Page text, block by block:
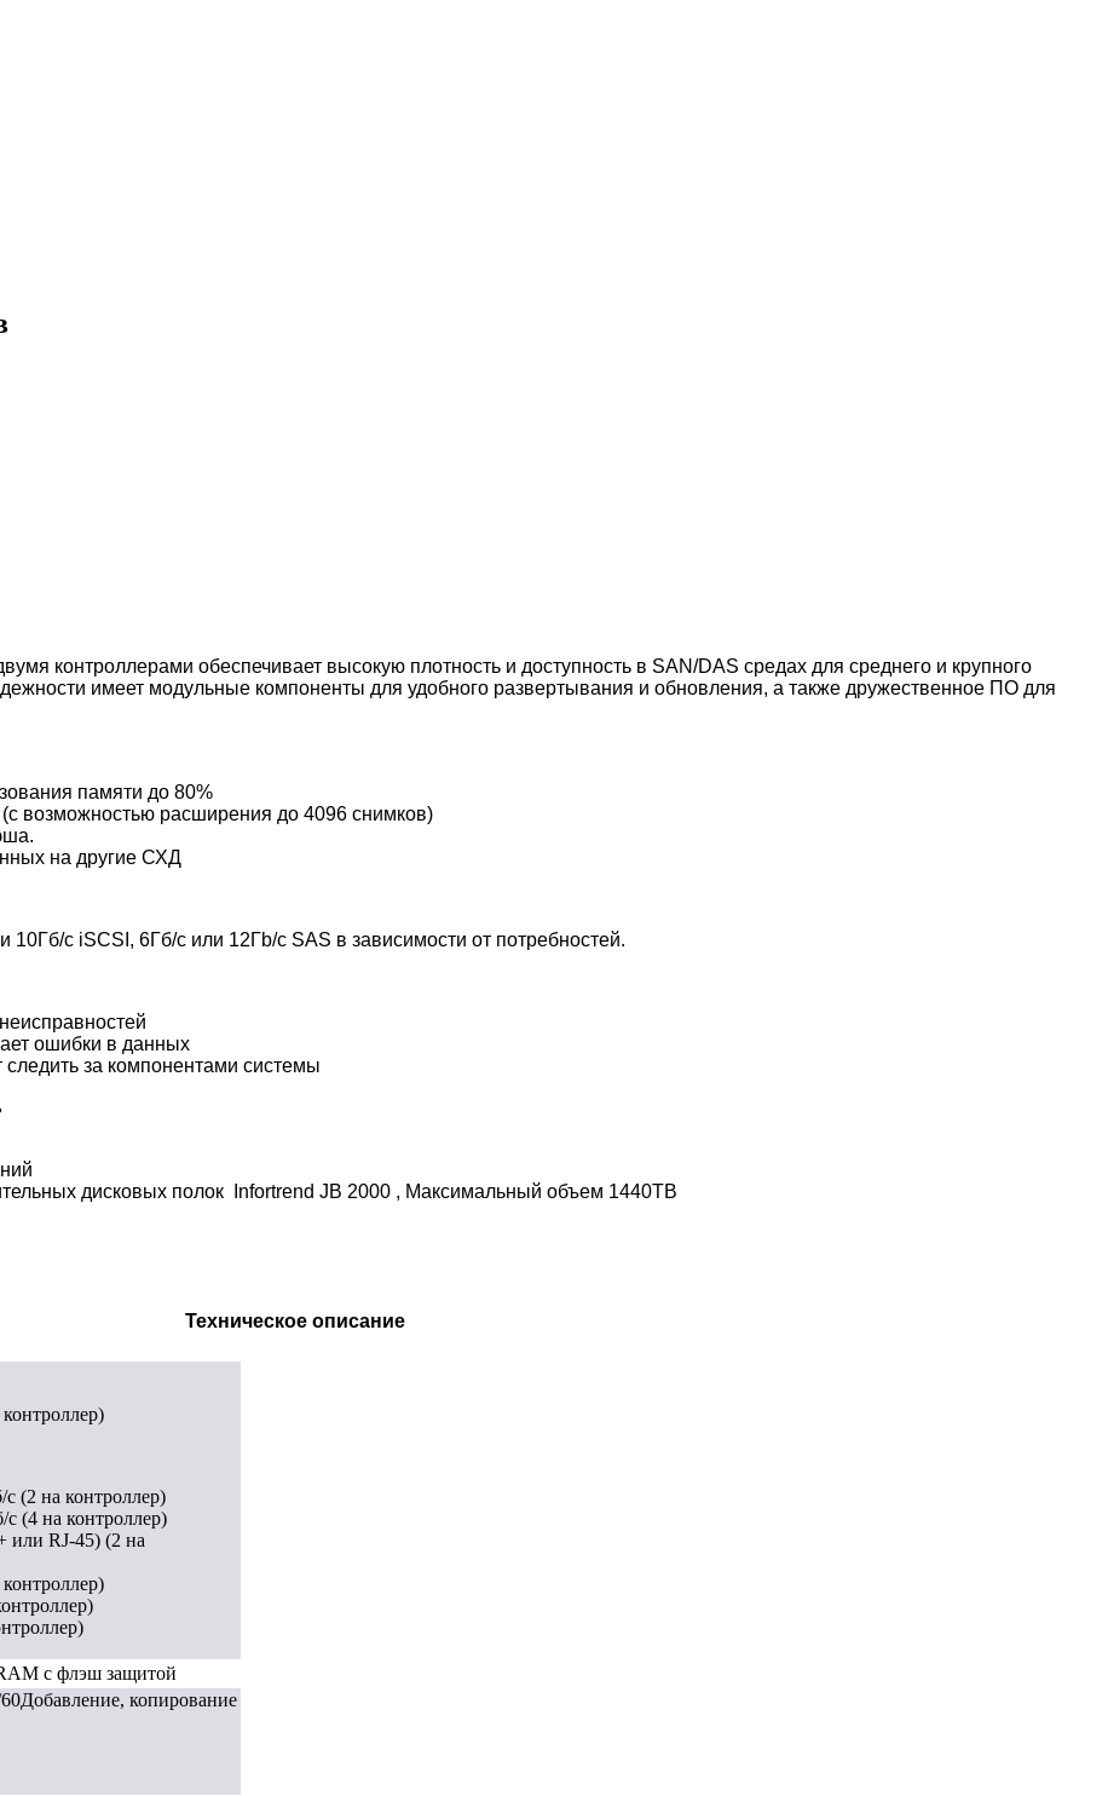
контроллерами обеспечивает высокую плотность и доступность в SAN/DAS средах для среднего и крупного
имеет модульные компоненты для удобного развертывания и обновления, а также дружественное ПО для
памяти до 80%
возможностью расширения до 4096 снимков)
на другие СХД
с iSCSI, 6Гб/с или 12Гb/с SAS в зависимости от потребностей.
ошибки в данных
за компонентами системы
дисковых полок Infortrend JB 2000 , Максимальный объем 1440TB
Техническое описание
(2 на контроллер)
(4 на контроллер)
или RJ-45) (2 на
с флэш защитой
копирование